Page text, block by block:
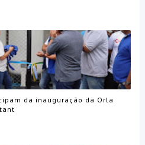
da inauguração da Orla